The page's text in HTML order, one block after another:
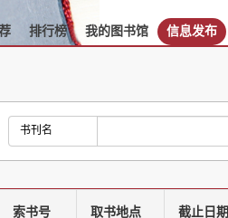
排行榜 我的图书馆 信息发布
书刊名
索书号 取书地点 截止日期